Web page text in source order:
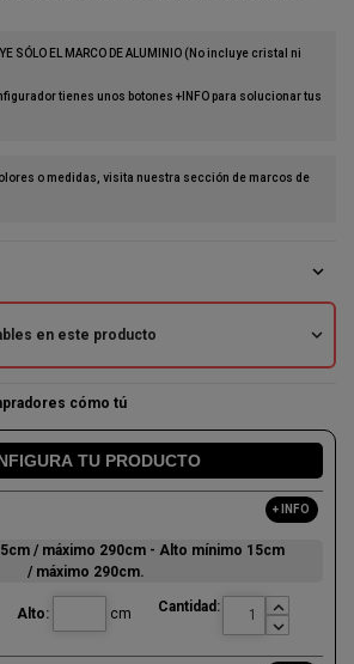
SÓLO EL MARCO DE ALUMINIO (No incluye cristal ni
tienes unos botones +INFO para solucionar tus
o medidas, visita nuestra sección de marcos de
expand_more
en este producto expand_more
cómo tú
TU PRODUCTO
+ INFO
/ máximo 290cm - Alto mínimo 15cm
/ máximo 290cm.
Alto: cm Cantidad:

